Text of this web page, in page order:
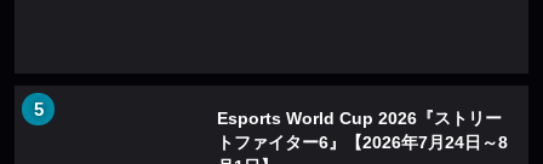
Esports World Cup 2026『ストリー
トファイター6』【2026年7月24日～8